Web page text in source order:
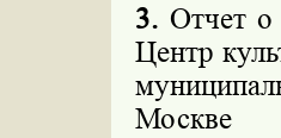
3. Отчет о
Центр
Москве